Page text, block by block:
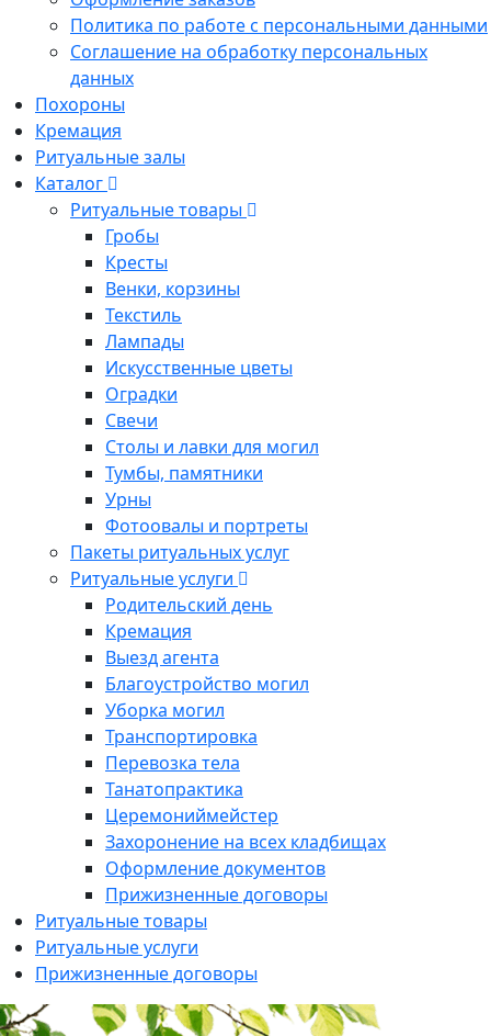
Политика по работе с персональными данными
Соглашение на обработку персональных
данных
Похороны
Кремация
Ритуальные залы
Каталог
Ритуальные товары
Гробы
Кресты
Венки, корзины
Текстиль
Лампады
Искусственные цветы
Оградки
Свечи
Столы и лавки для могил
Тумбы, памятники
Урны
Фотоовалы и портреты
Пакеты ритуальных услуг
Ритуальные услуги
Родительский день
Кремация
Выезд агента
Благоустройство могил
Уборка могил
Транспортировка
Перевозка тела
Танатопрактика
Церемониймейстер
Захоронение на всех кладбищах
Оформление документов
Прижизненные договоры
Ритуальные товары
Ритуальные услуги
Прижизненные договоры